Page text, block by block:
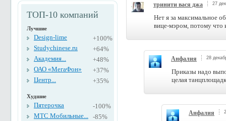
ТОП-10 компаний
Лучшие
Design-lime
+100%
Studychinese.ru
+64%
Академия...
+48%
ОАО «МегаФон»
+37%
Центр...
+35%
Худшие
Пятерочка
-100%
МТС Мобильные... -85%
тринити вася джа 27
Нет я за максимальное
вице-мэром, потому что
Анфалия 28
Приказы надо
целая
Анфалия